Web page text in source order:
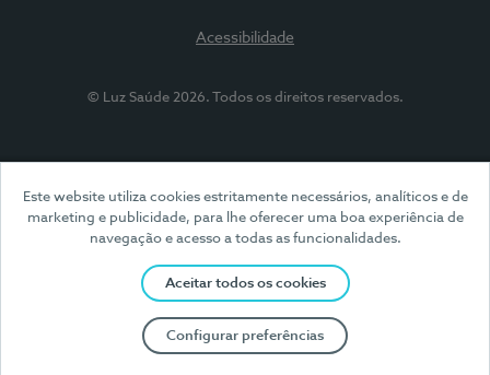
Este website utiliza cookies estritamente necessários, analíticos e de
marketing e publicidade, para lhe oferecer uma boa experiência de
navegação e acesso a todas as funcionalidades.
Aceitar todos os cookies
Configurar preferências
Acessibilidade
© Luz Saúde 2026. Todos os direitos reservados.